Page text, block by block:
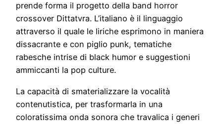
prende forma il progetto della band horror
crossover Dittatvra. L’italiano è il linguaggio
attraverso il quale le liriche esprimono in maniera
dissacrante e con piglio punk, tematiche
rabesche intrise di black humor e suggestioni
ammiccanti la pop culture.
La capacità di smaterializzare la vocalità
contenutistica, per trasformarla in una
coloratissima onda sonora che travalica i generi